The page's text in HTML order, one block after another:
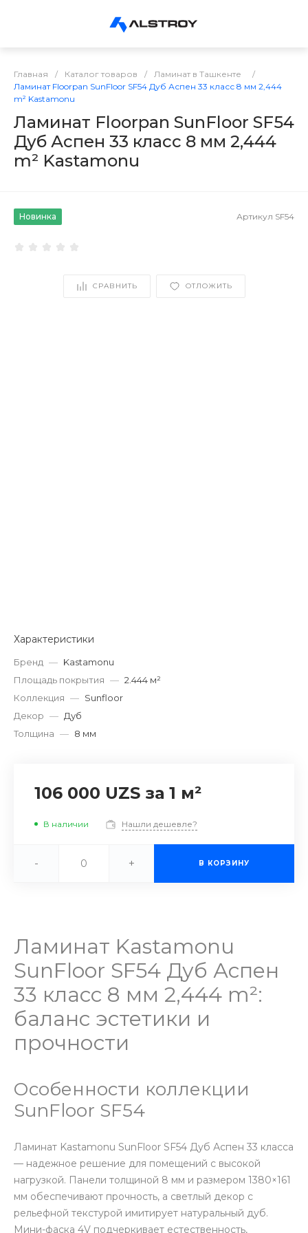
Главная / Каталог товаров / Ламинат в Ташкенте
/
Ламинат Floorpan SunFloor SF54 Дуб Аспен 33 класс 8 мм 2,444
m² Kastamonu
Ламинат Floorpan SunFloor SF54
Дуб Аспен 33 класс 8 мм 2,444
m² Kastamonu
Новинка Артикул SF54
СРАВНИТЬ ОТЛОЖИТЬ
Характеристики
Бренд — Kastamonu
Площадь покрытия — 2.444 м²
Коллекция — Sunfloor
Декор — Дуб
Толщина — 8 мм
106 000 UZS за 1 м²
В наличии Нашли дешевле?
- + В КОРЗИНУ
Ламинат Kastamonu
SunFloor SF54 Дуб Аспен
33 класс 8 мм 2,444 m²:
баланс эстетики и
прочности
Особенности коллекции
SunFloor SF54
Ламинат Kastamonu SunFloor SF54 Дуб Аспен 33 класса
— надежное решение для помещений с высокой
нагрузкой. Панели толщиной 8 мм и размером 1380×161
мм обеспечивают прочность, а светлый декор с
рельефной текстурой имитирует натуральный дуб.
Мини-фаска 4V подчеркивает естественность,